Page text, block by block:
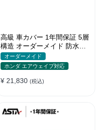
高級 車カバー 1年間保証 5層
構造 オーダーメイド 防水防
塵 裏起毛 車種専用
オーダーメイド
ホンダ エアウェイブ対応
¥ 21,830 (税込)